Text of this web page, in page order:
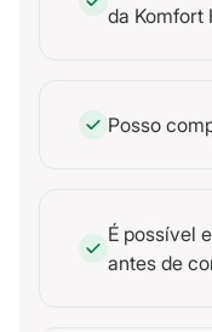
da Komfort
Posso
É possível
antes de